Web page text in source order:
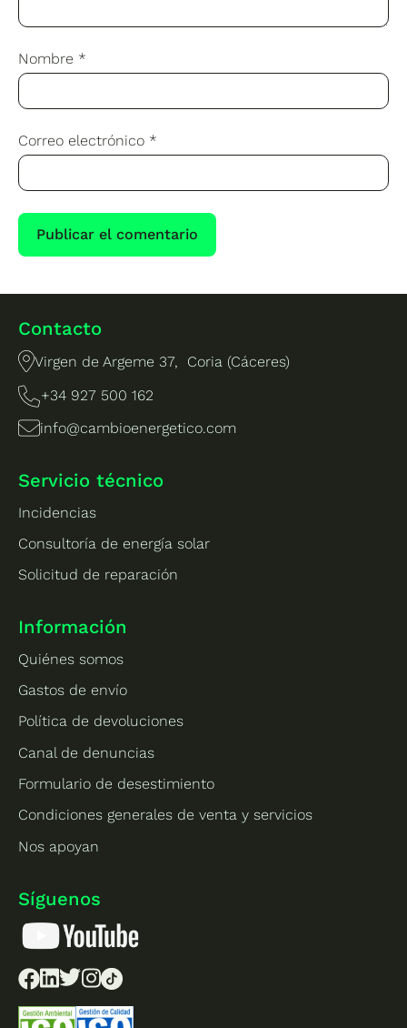
Nombre *
Correo electrónico *
Contacto
Virgen de Argeme 37, Coria (Cáceres)
+34 927 500 162
info@cambioenergetico.com
Servicio técnico
Incidencias
Consultoría de energía solar
Solicitud de reparación
Información
Quiénes somos
Gastos de envío
Política de devoluciones
Canal de denuncias
Formulario de desestimiento
Condiciones generales de venta y servicios
Nos apoyan
Síguenos